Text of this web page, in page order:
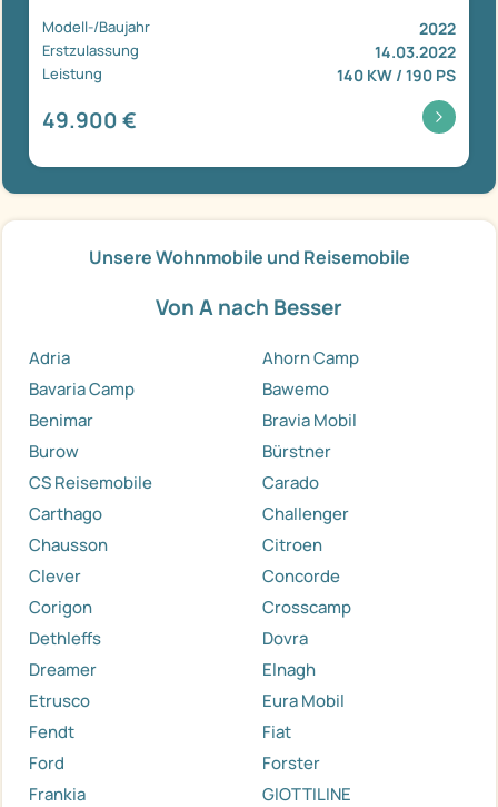
Modell-/Baujahr 2022
Erstzulassung 14.03.2022
Leistung 140 KW / 190 PS
49.900 €
Unsere Wohnmobile und Reisemobile
Von A nach Besser
Adria
Ahorn Camp
Bavaria Camp
Bawemo
Benimar
Bravia Mobil
Burow
Bürstner
CS Reisemobile
Carado
Carthago
Challenger
Chausson
Citroen
Clever
Concorde
Corigon
Crosscamp
Dethleffs
Dovra
Dreamer
Elnagh
Etrusco
Eura Mobil
Fendt
Fiat
Ford
Forster
Frankia
GIOTTILINE